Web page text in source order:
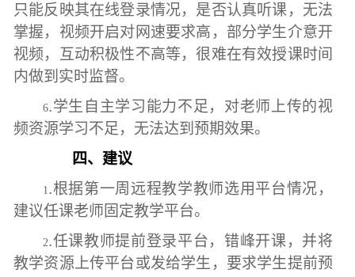
只能反映其在线登录情况，是否认真听课，无法
掌握，视频开启对网速要求高，部分学生介意开
视频，互动积极性不高等，很难在有效授课时间
内做到实时监督。
6.学生自主学习能力不足，对老师上传的视
频资源学习不足，无法达到预期效果。
四、建议
1 .根据第一周远程教学教师选用平台情况，
建议任课老师固定教学平台。
2.任课教师提前登录平台，错峰开课，并将
教学资源上传平台或发给学生，要求学生提前预